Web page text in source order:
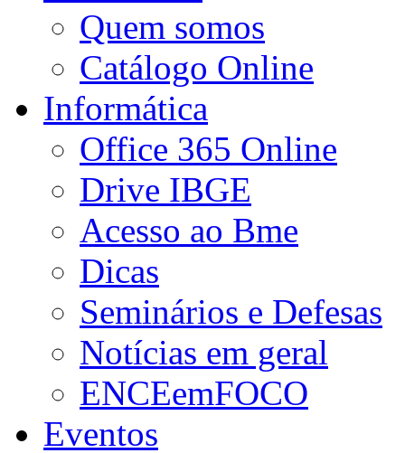
Quem somos
Catálogo Online
Informática
Office 365 Online
Drive IBGE
Acesso ao Bme
Dicas
Seminários e Defesas
Notícias em geral
ENCEemFOCO
Eventos